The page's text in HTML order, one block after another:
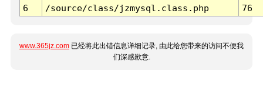
6
/source/class/jzmysql.class.php 76
www.365jz.com 已经将此出错信息详细记录, 由此给您带来的访问不便我
们深感歉意.